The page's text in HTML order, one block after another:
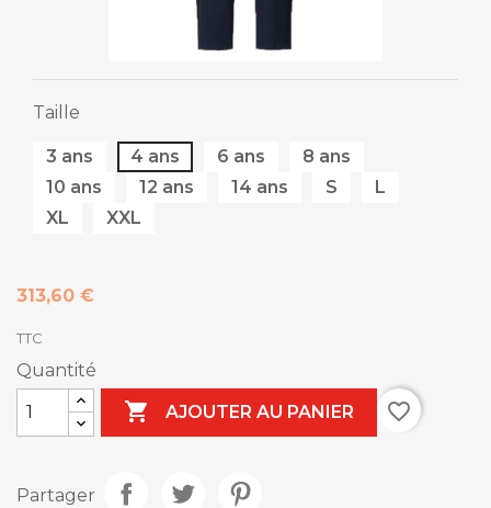
Taille
3 ans 4 ans 6 ans
8 ans
10 ans
12 ans 14 ans S
L
XL
XXL
313,60 €
TTC
Quantité
 AJOUTER AU PANIER favorite_border
Partager